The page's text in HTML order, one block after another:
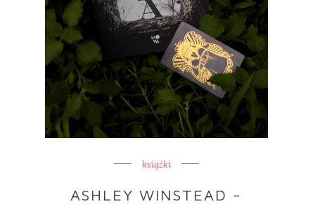
książki
ASHLEY WINSTEAD -